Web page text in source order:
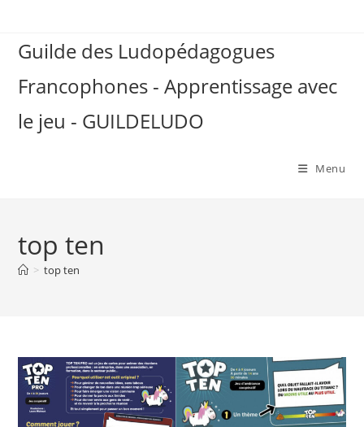
contentGuilde des Ludopédagogues
Francophones - Apprentissage avec
le jeu - GUILDELUDO
Menu
top ten
> top ten